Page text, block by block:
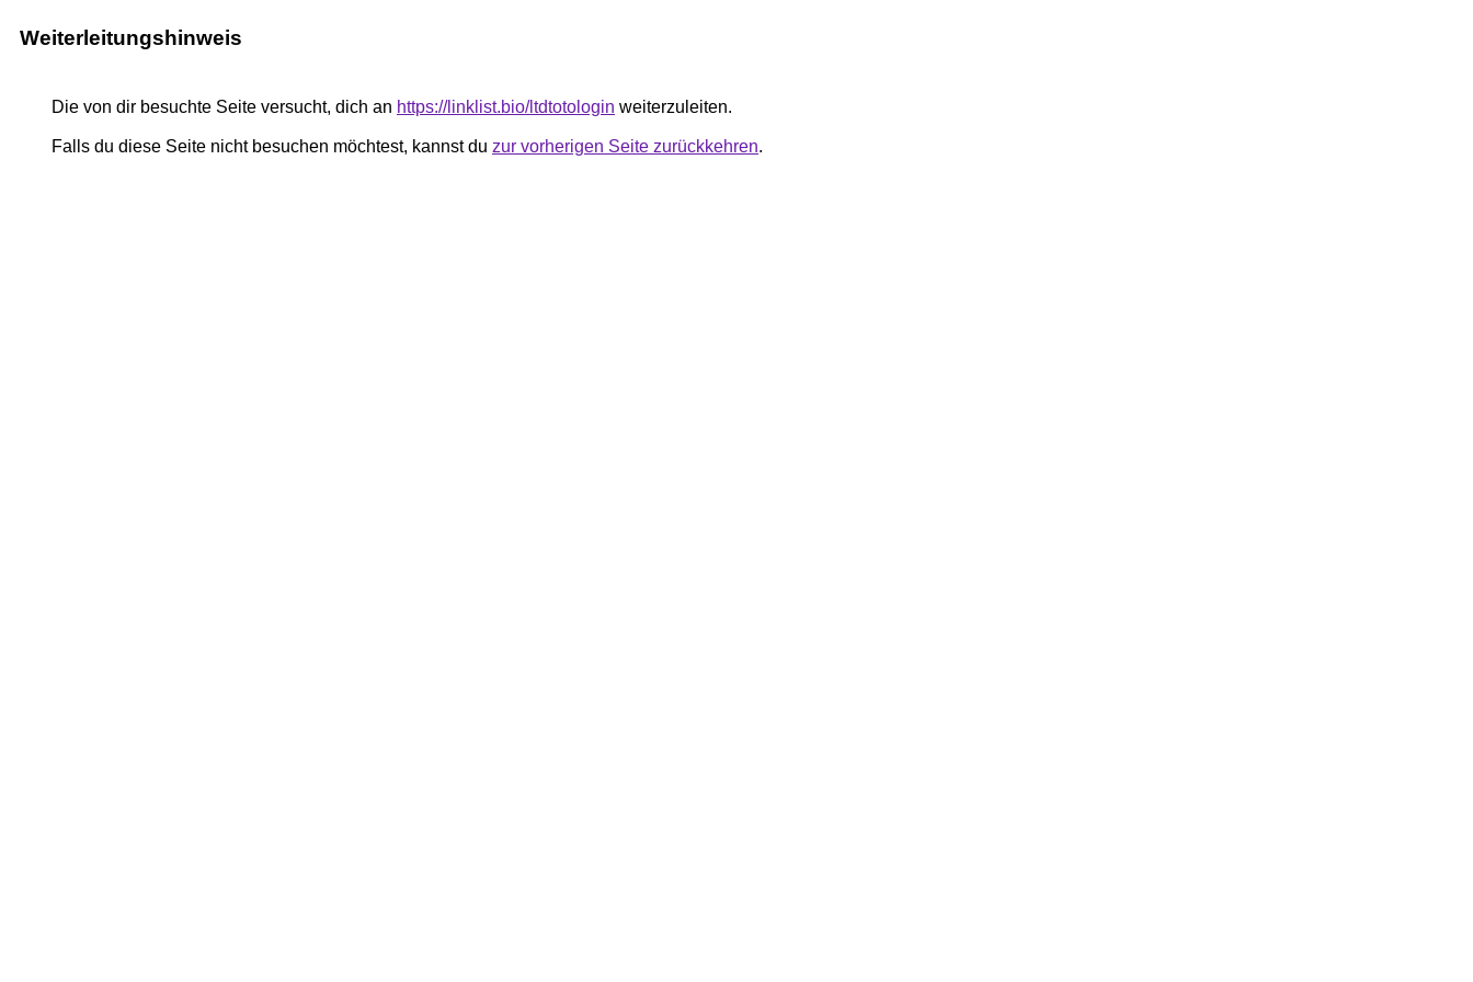
Weiterleitungshinweis
Die von dir besuchte Seite versucht, dich an https://linklist.bio/ltdtotologin weiterzuleiten.
Falls du diese Seite nicht besuchen möchtest, kannst du zur vorherigen Seite zurückkehren.